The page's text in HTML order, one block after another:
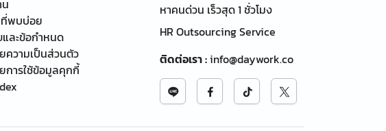
น
พบบ่อย
และข้อกำหนด
ความเป็นส่วนตัว
การใช้ข้อมูลคุกกี้
หาคนด่วน เร็วสุด 1 ชั่วโมง
HR Outsourcing Service
ติดต่อเรา:info@daywork.co